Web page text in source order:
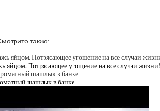
также:
яйцом. Потрясающее угощение на все случаи жизни!
шашлык в банке